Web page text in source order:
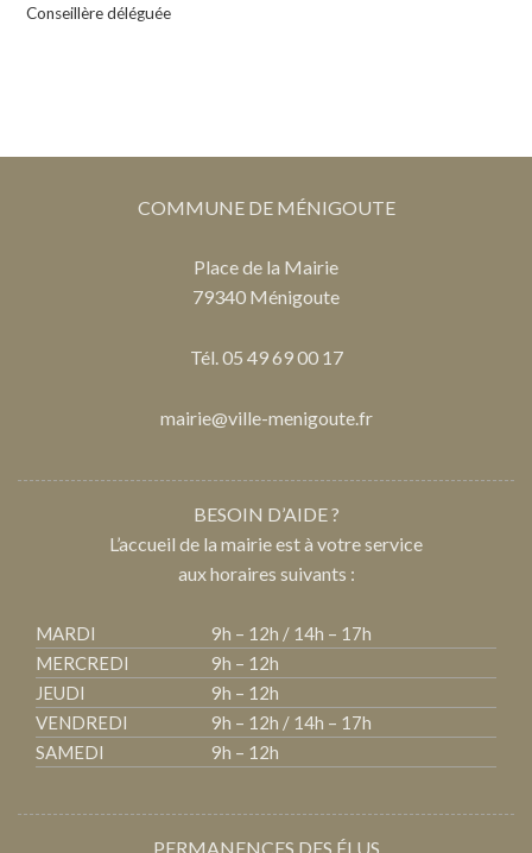
Conseillère déléguée
COMMUNE DE MÉNIGOUTE
Place de la Mairie
79340 Ménigoute
Tél. 05 49 69 00 17
mairie@ville-menigoute.fr
BESOIN D’AIDE ?
L’accueil de la mairie est à votre service
aux horaires suivants :
MARDI
9h – 12h / 14h – 17h
MERCREDI
9h – 12h
JEUDI
9h – 12h
VENDREDI
9h – 12h / 14h – 17h
SAMEDI
9h – 12h
PERMANENCES DES ÉLUS